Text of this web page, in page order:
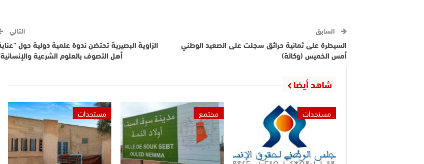
السابق
السيطرة على ثمانية حرائق سجلت على الصعيد الوطني
أمس الخميس (وكالة)
التالي
الزاوية البصيرية تحتضن ندوة علمية دولية حول
أهل التصوف بالعلوم الشرعية
شاهد أيضا
مستجدات مجتمع مستجدات